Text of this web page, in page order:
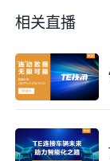
相关直播